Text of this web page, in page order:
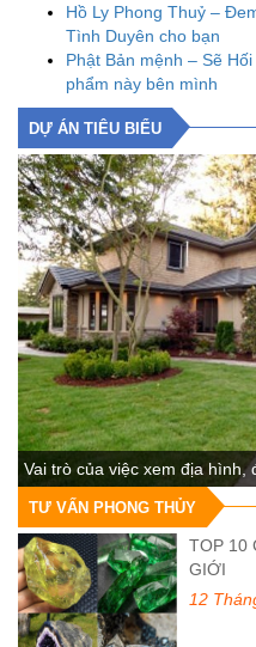
Hồ Ly Phong Thuỷ –
Tình Duyên cho bạn
Phật Bản mệnh – Sẽ
phẩm này bên mình
DỰ ÁN TIÊU BIỂU
Vai trò của việc xem địa hình,
TƯ VẤN PHONG THỦY
TOP 10
GIỚI
12